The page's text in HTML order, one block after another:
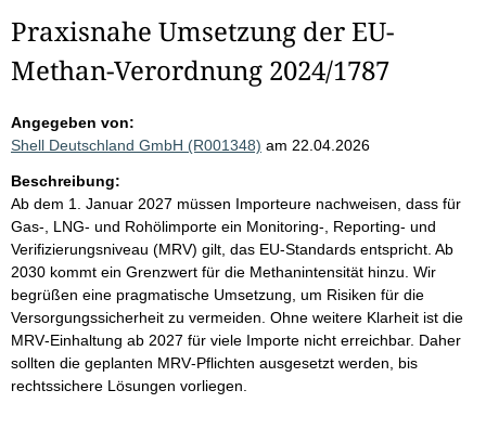
Praxisnahe Umsetzung der EU-
Methan-Verordnung 2024/1787
Angegeben von:
Shell Deutschland GmbH (R001348) am 22.04.2026
Beschreibung:
Ab dem 1. Januar 2027 müssen Importeure nachweisen, dass für
Gas-, LNG‑ und Rohölimporte ein Monitoring‑, Reporting‑ und
Verifizierungsniveau (MRV) gilt, das EU‑Standards entspricht. Ab
2030 kommt ein Grenzwert für die Methanintensität hinzu. Wir
begrüßen eine pragmatische Umsetzung, um Risiken für die
Versorgungssicherheit zu vermeiden. Ohne weitere Klarheit ist die
MRV‑Einhaltung ab 2027 für viele Importe nicht erreichbar. Daher
sollten die geplanten MRV‑Pflichten ausgesetzt werden, bis
rechtssichere Lösungen vorliegen.